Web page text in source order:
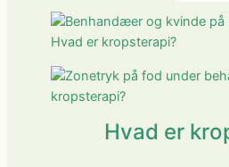
Hvad er